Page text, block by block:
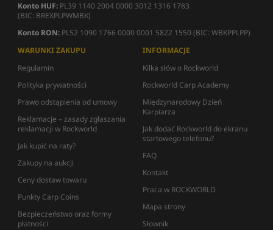
Konto HUF: PL39 1140 2004 0000 3012 1316 1783
(BIC: BREXPLPWMBK)
Konto RON: PL52 1090 1766 0000 0001 5822 1550 (BIC: WBKPPLPP)
WARUNKI ZAKUPU
Regulamin
Polityka prywatności
Prawo odstąpienia od umowy
Reklamacje – zasady zgłaszania
reklamacji w Rockworld
Jak kupić na raty?
Zakupy na aukcji
Ceny dostaw towaru
Punkty Carp Coins
Bezpieczeństwo oraz formy
płatności
INFORMACJE
Kilka słów o Rockworld
Rockworld Carp Academy
Międzynarodowy Dzień
Karpiarza
Jak dodać Rockworld do ekranu
startowego telefonu?
FAQ
Kontakt
Praca w ROCKWORLD
Mapa strony
Słownik